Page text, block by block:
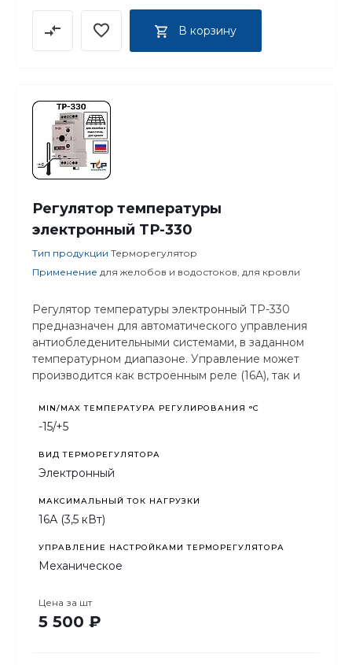
В корзину
Регулятор температуры
электронный ТР-330
Тип продукции Терморегулятор
Применение для желобов и водостоков, для кровли
Регулятор температуры электронный ТР-330
предназначен для автоматического управления
антиобледенительными системами, в заданном
температурном диапазоне. Управление может
производится как встроенным реле (16А), так и
MIN/MAX ТЕМПЕРАТУРА РЕГУЛИРОВАНИЯ °С
-15/+5
ВИД ТЕРМОРЕГУЛЯТОРА
Электронный
МАКСИМАЛЬНЫЙ ТОК НАГРУЗКИ
16А (3,5 кВт)
УПРАВЛЕНИЕ НАСТРОЙКАМИ ТЕРМОРЕГУЛЯТОРА
Механическое
Цена за шт
5 500 ₽